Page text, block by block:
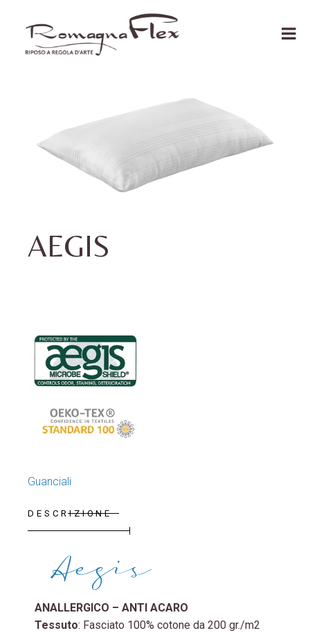
AEGIS
Guanciali
DESCRIZIONE
Aegis
ANALLERGICO – ANTI ACARO
Tessuto: Fasciato 100% cotone da 200 gr./m2